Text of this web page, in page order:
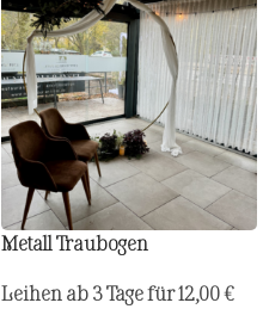
Metall Traubogen
Leihen ab 3 Tage für12,00€